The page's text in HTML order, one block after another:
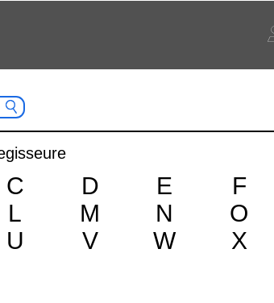
C D E F
L M N O
U V W X